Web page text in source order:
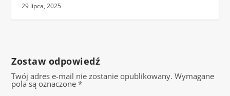
29 lipca, 2025
Zostaw odpowiedź
Twój adres e-mail nie zostanie opublikowany. Wymagane
pola są oznaczone*